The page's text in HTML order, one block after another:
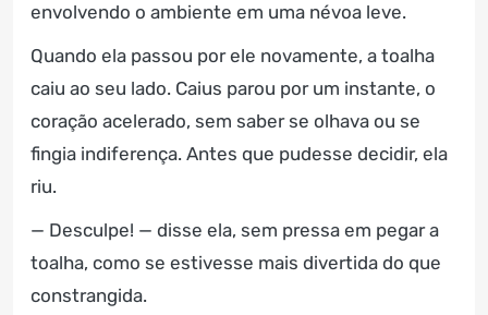
envolvendo o ambiente em uma névoa leve.
Quando ela passou por ele novamente, a toalha
caiu ao seu lado. Caius parou por um instante, o
coração acelerado, sem saber se olhava ou se
fingia indiferença. Antes que pudesse decidir, ela
riu.
— Desculpe! — disse ela, sem pressa em pegar a
toalha, como se estivesse mais divertida do que
constrangida.